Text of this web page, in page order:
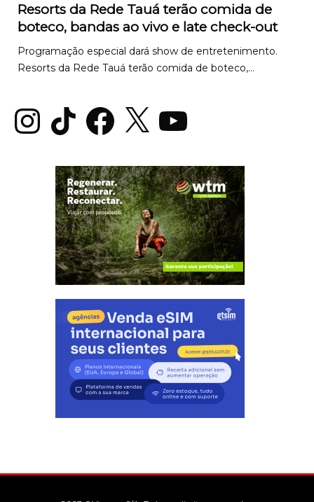
Resorts da Rede Tauá terão comida de
boteco, bandas ao vivo e late check-out
Programação especial dará show de entretenimento.
Resorts da Rede Tauá terão comida de boteco,...
InstagramTikTok Facebook
X YouTube